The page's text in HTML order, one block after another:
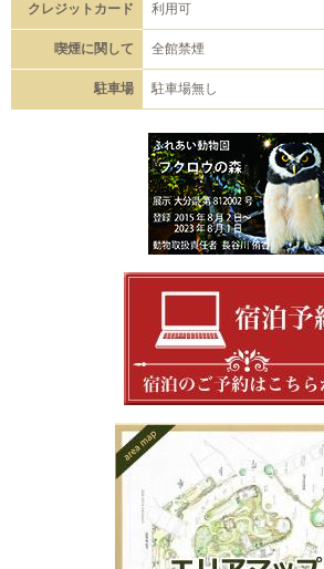
クレジットカード 利用可
喫煙に関して 全館禁煙
駐車場 駐車場無し